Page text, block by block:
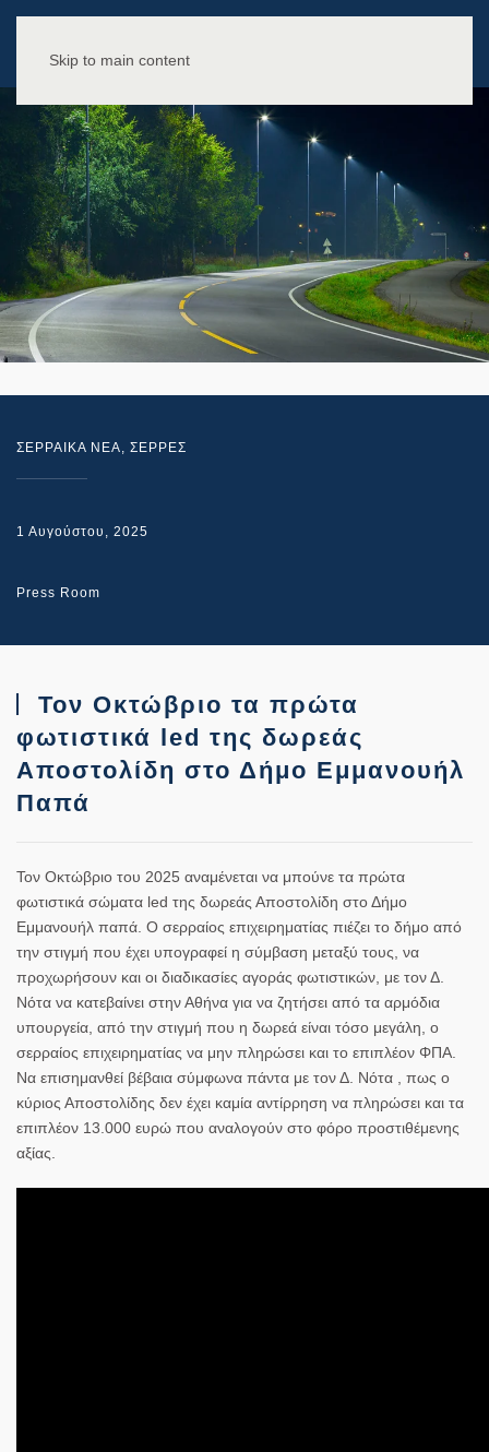
Skip to main content
ΣΕΡΡΑΙΚΑ ΝΕΑ, ΣΕΡΡΕΣ
1 Αυγούστου, 2025
Press Room
Τον Οκτώβριο τα πρώτα
φωτιστικά led της δωρεάς
Αποστολίδη στο Δήμο Εμμανουήλ
Παπά
Τον Οκτώβριο του 2025 αναμένεται να μπούνε τα πρώτα
φωτιστικά σώματα led της δωρεάς Αποστολίδη στο Δήμο
Εμμανουήλ παπά. Ο σερραίος επιχειρηματίας πιέζει το δήμο από
την στιγμή που έχει υπογραφεί η σύμβαση μεταξύ τους, να
προχωρήσουν και οι διαδικασίες αγοράς φωτιστικών, με τον Δ.
Νότα να κατεβαίνει στην Αθήνα για να ζητήσει από τα αρμόδια
υπουργεία, από την στιγμή που η δωρεά είναι τόσο μεγάλη, ο
σερραίος επιχειρηματίας να μην πληρώσει και το επιπλέον ΦΠΑ.
Να επισημανθεί βέβαια σύμφωνα πάντα με τον Δ. Νότα , πως ο
κύριος Αποστολίδης δεν έχει καμία αντίρρηση να πληρώσει και τα
επιπλέον 13.000 ευρώ που αναλογούν στο φόρο προστιθέμενης
αξίας.